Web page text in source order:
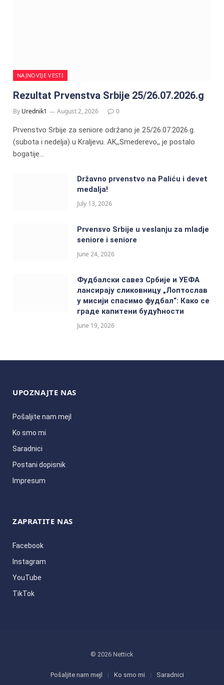
NAJNOVIJE VESTI
Rezultat Prvenstva Srbije 25/26.07.2026.g
By Urednik1 August 2, 2026 0
Prvenstvo Srbije za seniore održano je 25/26.07.2026.g.
(subota i nedelja) u Kraljevu. AK,,Smederevo,, je postalo
bogatije…
Državno prvenstvo na Paliću i devet
medalja!
July 13, 2026
Prvensvo Srbije u veslanju za mladje
seniore i seniore
June 24, 2026
Фудбалски савез Србије и УЕФА
лансирају сликовницу „Лоптослав
у мисији спасимо фудбал“: Како се
граде капитени будућности
June 19, 2026
UPOZNAJTE NAS
Pošaljite nam mejl
Ko smo mi
Saradnici
Postani dopisnik
Impresum
ZAPRATITE NAS
Facebook
Instagram
YouTube
TikTok
© 2026 Nettick
Pošaljite nam mejl Ko smo mi
Saradnici